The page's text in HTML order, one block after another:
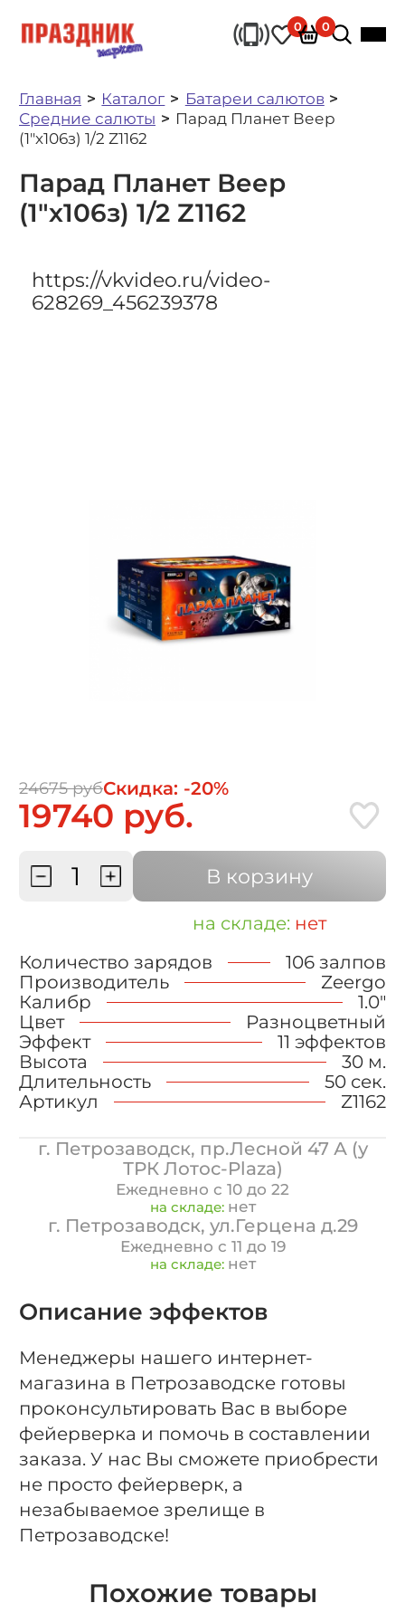
0 0
Главная Каталог
Батареи салютов
Средние салюты
Парад Планет Веер
(1"х106з) 1/2 Z1162
Парад Планет Веер
(1"х106з) 1/2 Z1162
https://vkvideo.ru/video-
628269_456239378
24675 рубСкидка: -20%
19740 руб.
В корзину
на складе: нет
Количество зарядов
106 залпов
Производитель
Zeergo
Калибр
1.0"
Цвет
Разноцветный
Эффект
11 эффектов
Высота
30 м.
Длительность
50 сек.
Артикул
Z1162
г. Петрозаводск, пр.Лесной 47 А (у
ТРК Лотос-Plaza)
Ежедневно с 10 до 22
на складе: нет
г. Петрозаводск, ул.Герцена д.29
Ежедневно с 11 до 19
на складе: нет
Описание эффектов
Менеджеры нашего интернет-
магазина в Петрозаводске готовы
проконсультировать Вас в выборе
фейерверка и помочь в составлении
заказа. У нас Вы сможете приобрести
не просто фейерверк, а
незабываемое зрелище в
Петрозаводске!
Похожие товары